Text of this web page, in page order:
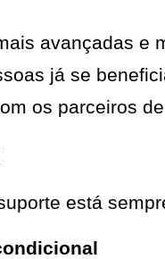
avançadas e
já se
os parceiros
está